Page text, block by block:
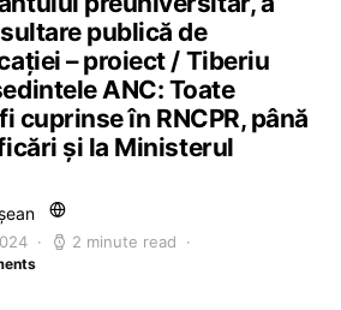
publică de
– proiect / Tiberiu
ANC: Toate
cuprinse în RNCPR, până
și la Ministerul
2 minute read